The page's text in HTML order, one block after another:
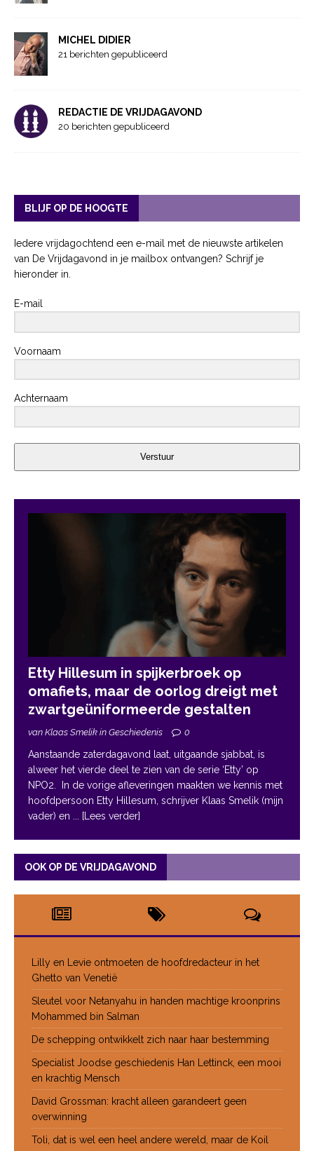
MICHEL DIDIER
21 berichten gepubliceerd
REDACTIE DE VRIJDAGAVOND
20 berichten gepubliceerd
BLIJF OP DE HOOGTE
Iedere vrijdagochtend een e-mail met de nieuwste artikelen
van De Vrijdagavond in je mailbox ontvangen? Schrijf je
hieronder in.
E-mail
Voornaam
Achternaam
Verstuur
Etty Hillesum in spijkerbroek op
omafiets, maar de oorlog dreigt met
zwartgeüniformeerde gestalten
van Klaas Smelik in Geschiedenis 0
Aanstaande zaterdagavond laat, uitgaande sjabbat, is
alweer het vierde deel te zien van de serie ‘Etty’ op
NPO2. In de vorige afleveringen maakten we kennis met
hoofdpersoon Etty Hillesum, schrijver Klaas Smelik (mijn
vader) en
... [Lees verder]
OOK OP DE VRIJDAGAVOND
Lilly en Levie ontmoeten de hoofdredacteur in het
Ghetto van Venetië
Sleutel voor Netanyahu in handen machtige kroonprins
Mohammed bin Salman
De schepping ontwikkelt zich naar haar bestemming
Specialist Joodse geschiedenis Han Lettinck, een mooi
en krachtig Mensch
David Grossman: kracht alleen garandeert geen
overwinning
Toli, dat is wel een heel andere wereld, maar de Koil